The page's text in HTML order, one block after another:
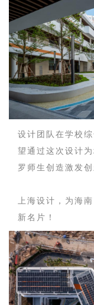
设计团队在学校
望通过这次设计
罗师生创造激发
上海设计，为海
新名片！